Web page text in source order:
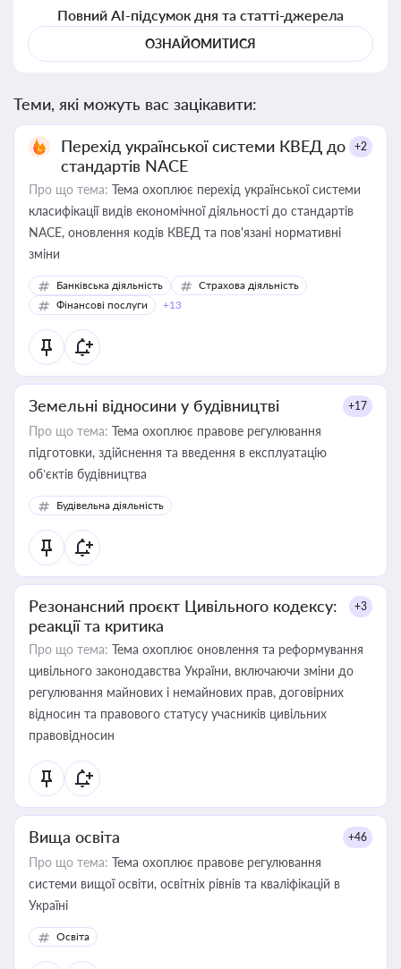
Повний AI-підсумок дня та статті-джерела
ОЗНАЙОМИТИСЯ
Теми, які можуть вас зацікавити:
Перехід української системи КВЕД до
стандартів NACE
+2
Про що тема: Тема охоплює перехід української системи
класифікації видів економічної діяльності до стандартів
NACE, оновлення кодів КВЕД та пов'язані нормативні
зміни
Банківська діяльність
Страхова діяльність
Фінансові послуги
+13
Земельні відносини у будівництві +17
Про що тема: Тема охоплює правове регулювання
підготовки, здійснення та введення в експлуатацію
об’єктів будівництва
Будівельна діяльність
Резонансний проєкт Цивільного кодексу:
реакції та критика
+3
Про що тема: Тема охоплює оновлення та реформування
цивільного законодавства України, включаючи зміни до
регулювання майнових і немайнових прав, договірних
відносин та правового статусу учасників цивільних
правовідносин
Вища освіта +46
Про що тема: Тема охоплює правове регулювання
системи вищої освіти, освітніх рівнів та кваліфікацій в
Україні
Освіта